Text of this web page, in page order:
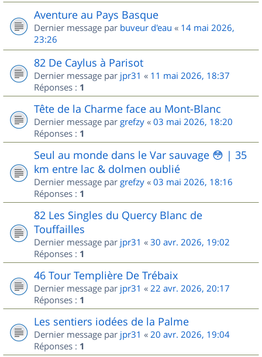
Aventure au Pays Basque
Dernier message par buveur d'eau « 14 mai 2026,
23:26
82 De Caylus à Parisot
Dernier message par jpr31 « 11 mai 2026, 18:37
Réponses : 1
Tête de la Charme face au Mont-Blanc
Dernier message par grefzy « 03 mai 2026, 18:20
Réponses : 1
Seul au monde dans le Var sauvage 😳 | 35
km entre lac & dolmen oublié
Dernier message par grefzy « 03 mai 2026, 18:16
Réponses : 1
82 Les Singles du Quercy Blanc de
Touffailles
Dernier message par jpr31 « 30 avr. 2026, 19:02
Réponses : 1
46 Tour Templière De Trébaix
Dernier message par jpr31 « 22 avr. 2026, 20:17
Réponses : 1
Les sentiers iodées de la Palme
Dernier message par jpr31 « 20 avr. 2026, 19:04
Réponses : 1